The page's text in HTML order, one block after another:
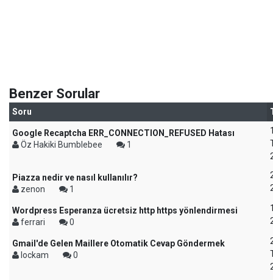
Benzer Sorular
Soru
Google Recaptcha ERR_CONNECTION_REFUSED Hatası
Öz Hakiki Bumblebee
1
Piazza nedir ve nasıl kullanılır?
zenon
1
Wordpress Esperanza ücretsiz http https yönlendirmesi
ferrari
0
Gmail'de Gelen Maillere Otomatik Cevap Göndermek
lockam
0